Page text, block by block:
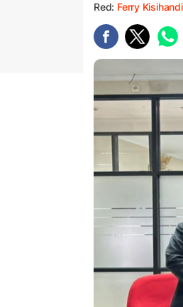
Red: Ferry Kisihandi